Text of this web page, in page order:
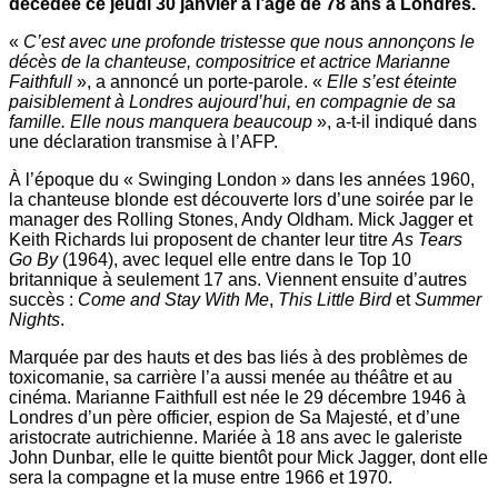
« C’est avec une profonde tristesse que nous annonçons le
décès de la chanteuse, compositrice et actrice Marianne
Faithfull », a annoncé un porte-parole. « Elle s’est éteinte
paisiblement à Londres aujourd’hui, en compagnie de sa
famille. Elle nous manquera beaucoup », a-t-il indiqué dans
une déclaration transmise à l’AFP.
À l’époque du « Swinging London » dans les années 1960,
la chanteuse blonde est découverte lors d’une soirée par le
manager des Rolling Stones, Andy Oldham. Mick Jagger et
Keith Richards lui proposent de chanter leur titre As Tears
Go By(1964), avec lequel elle entre dans le Top 10
britannique à seulement 17 ans. Viennent ensuite d’autres
succès : Come and Stay With Me, This Little BirdetSummer
Nights.
Marquée par des hauts et des bas liés à des problèmes de
toxicomanie, sa carrière l’a aussi menée au théâtre et au
cinéma. Marianne Faithfull est née le 29 décembre 1946 à
Londres d’un père officier, espion de Sa Majesté, et d’une
aristocrate autrichienne. Mariée à 18 ans avec le galeriste
John Dunbar, elle le quitte bientôt pour Mick Jagger, dont elle
sera la compagne et la muse entre 1966 et 1970.